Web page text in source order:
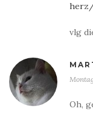
vlg
Oh,